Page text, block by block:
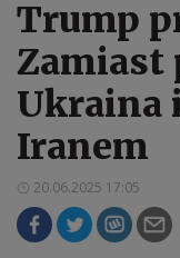
Trump
Zamiast
Ukraina
Iranem
20.06.2025 17:05